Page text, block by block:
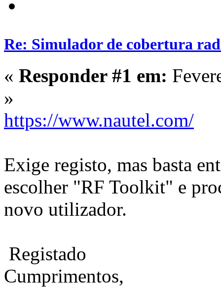
Re: Simulador de cobertura
« Responder #1 em:
»
https://www.nautel.com/
Exige registo, mas basta
escolher "RF Toolkit" e
novo utilizador.
Registado
Cumprimentos,